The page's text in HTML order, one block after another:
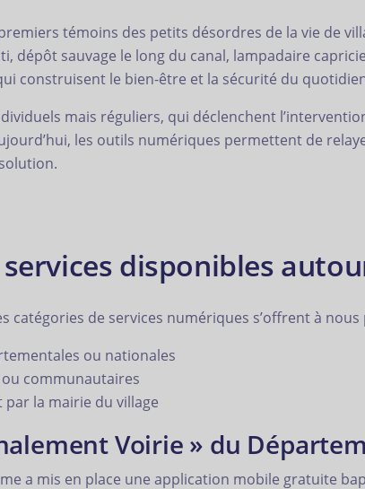
témoins des petits désordres de la vie de
dépôt sauvage le long du canal, lampadaire
construisent le bien-être et la sécurité du
mais réguliers, qui déclenchent
les outils numériques permettent de
disponibles
catégories de services numériques s’offrent à
ou nationales
communautaires
la mairie du village
Voirie » du
a mis en place une application mobile gratuite